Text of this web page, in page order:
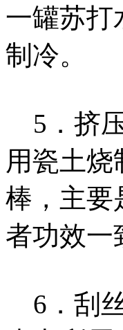
一罐苏打
制冷。
5．挤
用瓷土
棒，主要
者功效一
6．刮